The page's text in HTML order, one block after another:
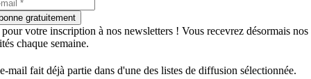
gratuitement
votre inscription à nos newsletters ! Vous recevrez désormais nos
chaque semaine.
mail fait déjà partie dans d'une des listes de diffusion sélectionnée.